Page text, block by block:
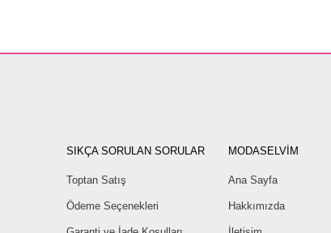
SIKÇA SORULAN SORULAR
Toptan Satış
Ödeme Seçenekleri
MODASELVİM
Ana Sayfa
Hakkımızda